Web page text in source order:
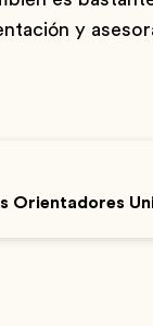
y
Orientadores